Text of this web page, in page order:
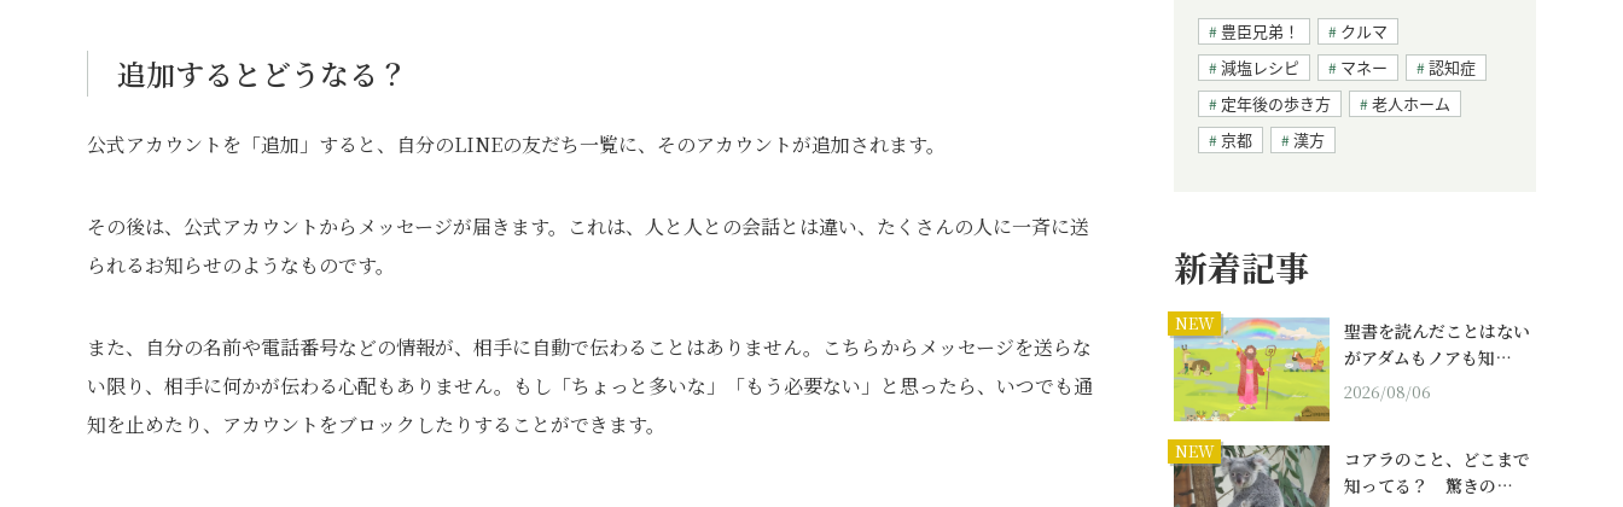
追加するとどうなる？
公式アカウントを「追加」すると、自分のLINEの友だち一覧に、そのアカウントが追加されます。
その後は、公式アカウントからメッセージが届きます。これは、人と人との会話とは違い、たくさんの人に一斉に送
られるお知らせのようなものです。
また、自分の名前や電話番号などの情報が、相手に自動で伝わることはありません。こちらからメッセージを送らな
い限り、相手に何かが伝わる心配もありません。もし「ちょっと多いな」「もう必要ない」と思ったら、いつでも通
知を止めたり、アカウントをブロックしたりすることができます。
豊臣兄弟！
クルマ
減塩レシピ
マネー
認知症
定年後の歩き方
老人ホーム
京都
漢方
新着記事
NEW
聖書を読んだことはない
がアダムもノアも知…
2026/08/06
NEW
コアラのこと、どこまで
知ってる？ 驚きの…